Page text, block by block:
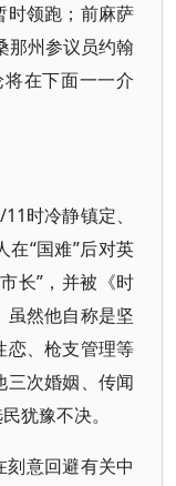
时领跑；前麻萨
那州参议员约翰
在下面一一介
时冷静镇定、
“国难”后对英
长”，并被《时
虽然他自称是坚
恋、枪支管理等
三次婚姻、传闻
犹豫不决。
意回避有关中